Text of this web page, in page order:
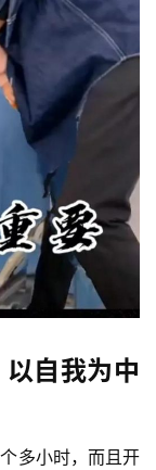
自我为中
多小时，而且开